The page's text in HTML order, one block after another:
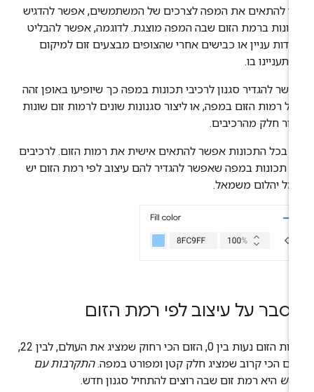
להתאים את המפה לצרכים של המשתמשים, אפשר להדגיש
ברמת הזום שבה המפה מוצגת. לדוגמה, אפשר להבליט
עניין או כבישים אחרי שהצופים מבצעים זום למיקום
בו.
להגדיר סגנון לרכיבי תכונות במפה כך שיופיעו באופן זהה
רמות הזום במפה, או ליצור סגנונות שונים לרמות זום שונות
חלק מהרכיבים.
בכל התכונות אפשר להתאים אישית את רמות הזום. לרכיבים
תכונות במפה שאפשר להגדיר להם עיצוב לפי רמת הזום יש
יהלום משמאל.
על עיצוב לפי רמת הזום
רמות הזום נעות בין 0, הזום הכי רחוק שמציג את העולם, לבין 22,
הכי קרוב שמציג חלק קטן ומפורט במפה.התקרבות עם
היא רמת זום שבה רוצים להתחיל סגנון חדש.